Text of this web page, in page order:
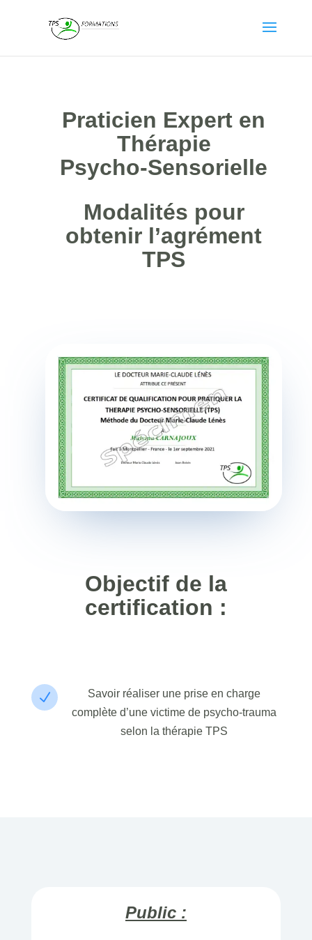
Praticien Expert en
Thérapie
Psycho-Sensorielle
Modalités pour
obtenir l’agrément
TPS
Objectif de la
certification :
N
Savoir réaliser une prise en charge
complète d’une victime de psycho-trauma
selon la thérapie TPS
Public :